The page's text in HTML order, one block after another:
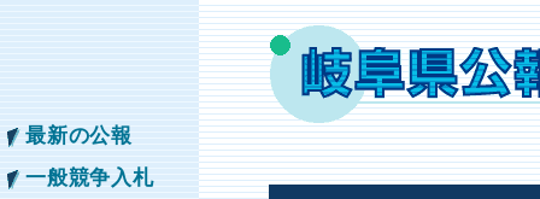
最新の公報
一般競争入札